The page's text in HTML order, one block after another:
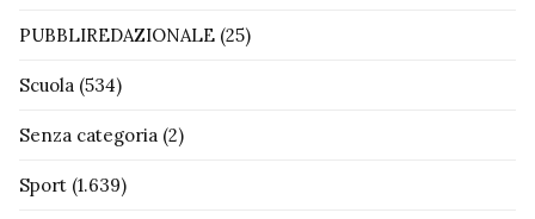
PUBBLIREDAZIONALE (25)
Scuola (534)
Senza categoria (2)
Sport (1.639)